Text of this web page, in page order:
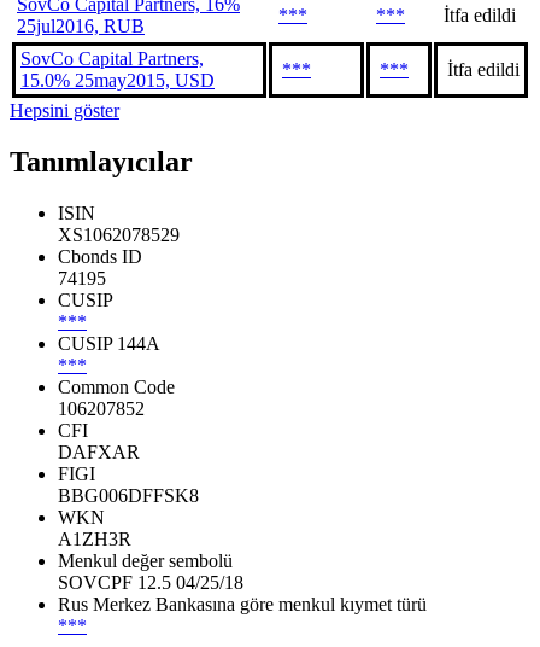
SovCo Capital Partners, 16%
25jul2016, RUB
*** *** İtfa edildi
SovCo Capital Partners,
15.0% 25may2015, USD
*** ***
İtfa edildi
Hepsini göster
Tanımlayıcılar
ISIN
XS1062078529
Cbonds ID
74195
CUSIP
***
CUSIP 144A
***
Common Code
106207852
CFI
DAFXAR
FIGI
BBG006DFFSK8
WKN
A1ZH3R
Menkul değer sembolü
SOVCPF 12.5 04/25/18
Rus Merkez Bankasına göre menkul kıymet türü
***